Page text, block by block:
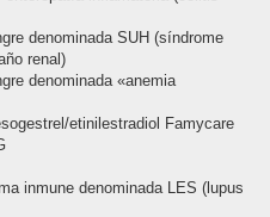
denominada SUH (síndrome
renal)
denominada «anemia
etinilestradiol Famycare
inmune denominada LES (lupus